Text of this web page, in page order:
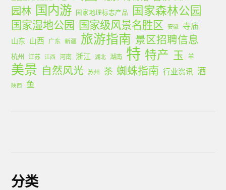
园林 国内游 国家地理标志产品 国家森林公园
国家湿地公园 国家级风景名胜区 安徽 寺庙
山东 山西 广东 新疆 旅游指南 景区招聘信息
杭州 江苏 江西 河南 浙江 湖北 湖南 特 特产 玉 羊
美景 自然风光 苏州 茶 蜘蛛指南 行业资讯 酒
陕西 鱼
分类